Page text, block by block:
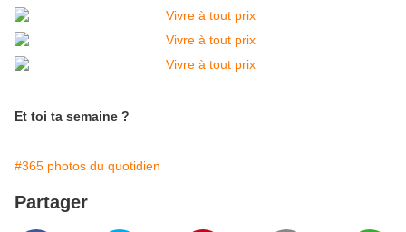
Et toi ta semaine ?
#365 photos du quotidien
Partager